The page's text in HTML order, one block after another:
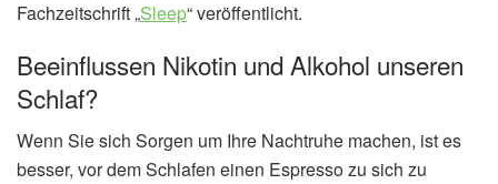
Fachzeitschrift „Sleep“ veröffentlicht.
Beeinflussen Nikotin und Alkohol unseren
Schlaf?
Wenn Sie sich Sorgen um Ihre Nachtruhe machen, ist es
besser, vor dem Schlafen einen Espresso zu sich zu